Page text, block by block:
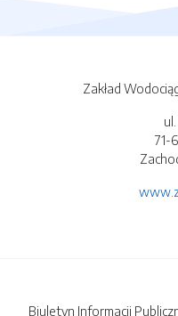
Zakład
71-
Biuletyn Informacji